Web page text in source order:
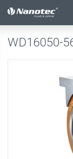
Aktive
WD16050-